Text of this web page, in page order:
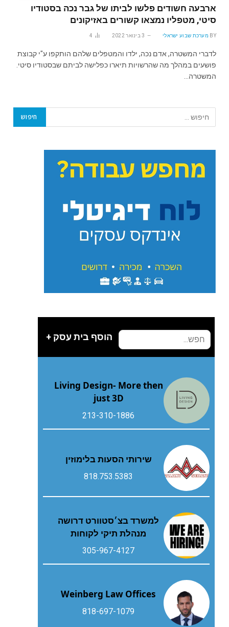
ארבעה חשודים פלשו לביתו של גבר נכה בסטודיו
סיטי, מטפליו נמצאו קשורים באזיקונים
BY מערכת שבוע ישראלי 3 בינואר 2022 4
לדברי המשטרה, אדם נכה, ילדו והמטפלים שלהם הותקפו ע"י קבוצת
פושעים במהלך מה שהרשויות תיארו כפלישה לביתם שבסטודיו סיטי.
המשטרה…
הוסף בית עסק +
Living Design- More then
just 3D
213-310-1886
שירותי הסעות בלימוזין
818.753.5383
למשרד בצ׳סטוורט דרושה
מנהלת תיקי לקוחות
305-967-4127
Weinberg Law Offices
818-697-1079